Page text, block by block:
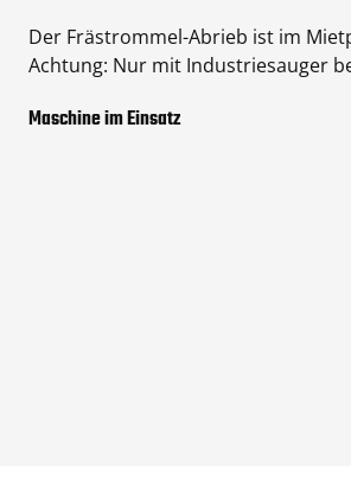
Der Frästrommel-Abrieb ist im
Achtung: Nur mit Industriesauger
Maschine im Einsatz